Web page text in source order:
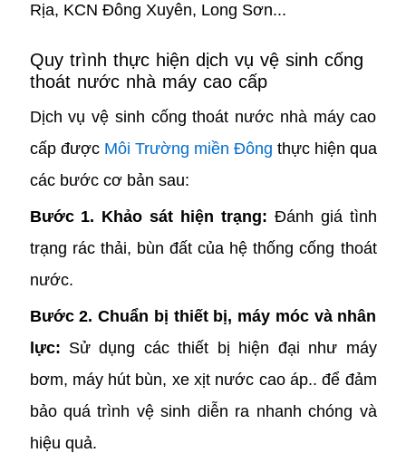
Rịa, KCN Đông Xuyên, Long Sơn...
Quy trình thực hiện dịch vụ vệ sinh cống
thoát nước nhà máy cao cấp
Dịch vụ vệ sinh cống thoát nước nhà máy cao
cấp được Môi Trường miền Đông thực hiện qua
các bước cơ bản sau:
Bước 1. Khảo sát hiện trạng: Đánh giá tình
trạng rác thải, bùn đất của hệ thống cống thoát
nước.
Bước 2. Chuẩn bị thiết bị, máy móc và nhân
lực: Sử dụng các thiết bị hiện đại như máy
bơm, máy hút bùn, xe xịt nước cao áp.. để đảm
bảo quá trình vệ sinh diễn ra nhanh chóng và
hiệu quả.